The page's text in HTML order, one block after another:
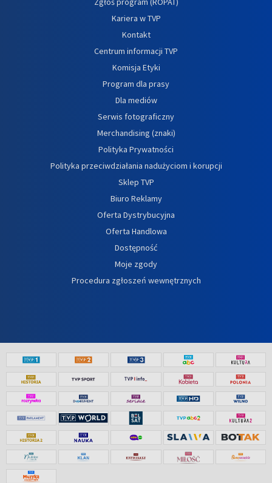
Kariera w TVP
Kontakt
Centrum informacji TVP
Komisja Etyki
Program dla prasy
Dla mediów
Serwis fotograficzny
Merchandising (znaki)
Polityka Prywatności
Polityka przeciwdziałania nadużyciom i korupcji
Sklep TVP
Biuro Reklamy
Oferta Dystrybucyjna
Oferta Handlowa
Dostępność
Moje zgody
Procedura zgłoszeń wewnętrznych